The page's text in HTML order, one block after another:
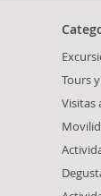
Tours
Visitas